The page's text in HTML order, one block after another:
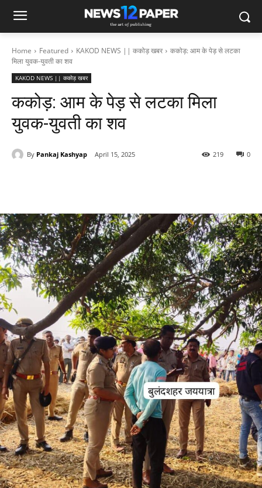
Home Featured KAKOD NEWS || ककोड़ खबर
ककोड़: आम के पेड़ से लटका
मिला युवक-युवती का शव
KAKOD NEWS || ककोड़ खबर
ककोड़: आम के पेड़ से लटका मिला
युवक-युवती का शव
By Pankaj Kashyap April 15, 2025 0
219